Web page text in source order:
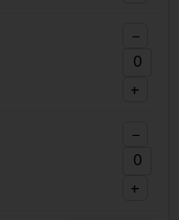
−
+
−
+